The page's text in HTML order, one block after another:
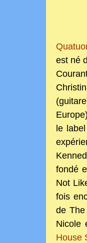
est né
le
fondé
Not
fois
de
Nicole
House